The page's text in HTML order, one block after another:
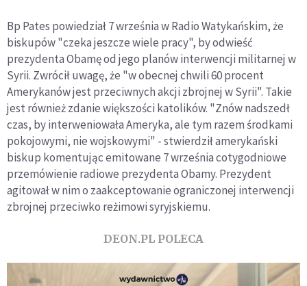
Bp Pates powiedział 7 września w Radio Watykańskim, że
biskupów "czeka jeszcze wiele pracy", by odwieść
prezydenta Obamę od jego planów interwencji militarnej w
Syrii. Zwrócił uwagę, że "w obecnej chwili 60 procent
Amerykanów jest przeciwnych akcji zbrojnej w Syrii". Takie
jest również zdanie większości katolików. "Znów nadszedł
czas, by interweniowała Ameryka, ale tym razem środkami
pokojowymi, nie wojskowymi" - stwierdził amerykański
biskup komentując emitowane 7 września cotygodniowe
przemówienie radiowe prezydenta Obamy. Prezydent
agitował w nim o zaakceptowanie ograniczonej interwencji
zbrojnej przeciwko reżimowi syryjskiemu.
DEON.PL POLECA